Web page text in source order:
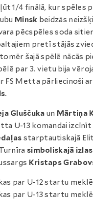
1/4 finālā, kur spēles
Minsk beidzās
pēcspēles soda
pretī stājās
šajā spēlē nācās
par 3. vietu bija
FS Metta pārliecinoši
.
Gluščuka un Mārtiņa
U-13 komandai izcīnīt
starptautiskajā
simboliskajā
Kristaps
par U-12 startu
par U-13 startu